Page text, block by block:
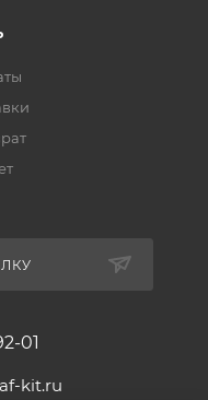
01
kit.ru